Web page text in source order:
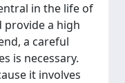
in the life of
provide a high
a careful
is necessary.
it involves